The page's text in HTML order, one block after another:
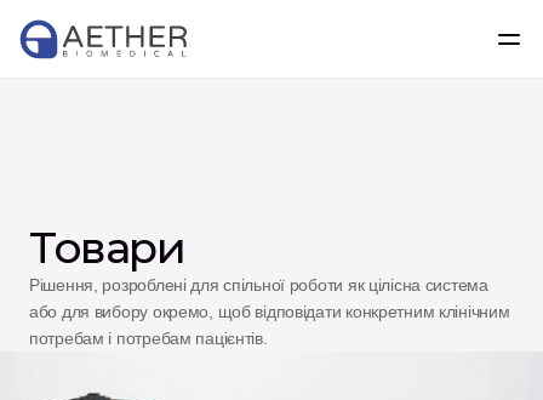
Товари
Рішення, розроблені для спільної роботи як цілісна система
або для вибору окремо, щоб відповідати конкретним клінічним
потребам і потребам пацієнтів.